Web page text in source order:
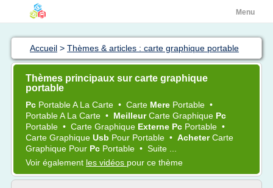
Menu
Accueil > Thèmes & articles : carte graphique portable
Thèmes principaux sur carte graphique
portable
Pc PortableA La Carte • Carte Mere Portable •
PortableA La Carte • MeilleurCarte Graphique Pc
Portable • Carte Graphique Externe Pc Portable •
Carte Graphique Usb Pour Portable • AcheterCarte
Graphique Pour Pc Portable • Suite ...
Voir également les vidéos pour ce thème